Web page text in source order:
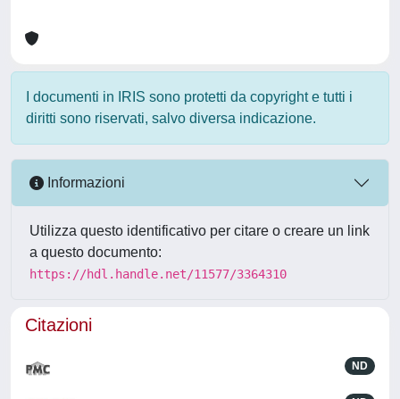
I documenti in IRIS sono protetti da copyright e tutti i
diritti sono riservati, salvo diversa indicazione.
Informazioni
Utilizza questo identificativo per citare o creare un link
a questo documento:
https://hdl.handle.net/11577/3364310
Citazioni
ND